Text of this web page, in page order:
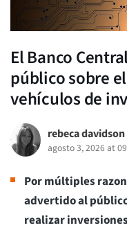
El Banco
público sobre
vehículos de
rebeca davidson
agosto 3, 2026 at
Por múltiples
advertido al
realizar